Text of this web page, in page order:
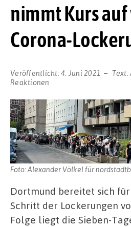
nimmt Kurs
Corona-
Veröffentlicht:4. Juni 2021 Text:
Reaktionen
Foto: Alexander Völkel für
Dortmund bereitet sich
Schritt der Lockerungen
Folge liegt die Sieben-